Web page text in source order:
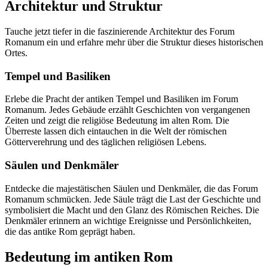
Architektur und Struktur
Tauche jetzt tiefer in die faszinierende Architektur des Forum
Romanum ein und erfahre mehr über die Struktur dieses historischen
Ortes.
Tempel und Basiliken
Erlebe die Pracht der antiken Tempel und Basiliken im Forum
Romanum. Jedes Gebäude erzählt Geschichten von vergangenen
Zeiten und zeigt die religiöse Bedeutung im alten Rom. Die
Überreste lassen dich eintauchen in die Welt der römischen
Götterverehrung und des täglichen religiösen Lebens.
Säulen und Denkmäler
Entdecke die majestätischen Säulen und Denkmäler, die das Forum
Romanum schmücken. Jede Säule trägt die Last der Geschichte und
symbolisiert die Macht und den Glanz des Römischen Reiches. Die
Denkmäler erinnern an wichtige Ereignisse und Persönlichkeiten,
die das antike Rom geprägt haben.
Bedeutung im antiken Rom